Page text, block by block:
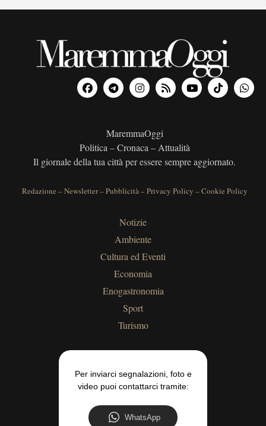
MaremmaOggi
Politica – Cronaca – Attualità
Il giornale della tua città per essere sempre aggiornato.
Redazione –Newsletter–Pubblicità–Privacy Policy –Cookie Policy
Notizie
Ambiente
Cultura ed Eventi
Economia
Enogastronomia
Sport
Turismo
Per inviarci segnalazioni, foto e
video puoi contattarci tramite:
WhatsApp